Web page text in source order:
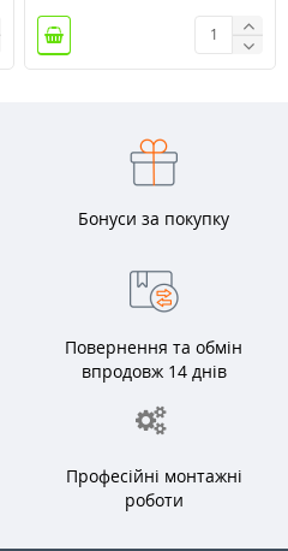
Бонуси за покупку
Повернення та обмін
впродовж 14 днів
Професійні монтажні
роботи